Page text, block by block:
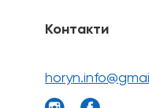
Контакти